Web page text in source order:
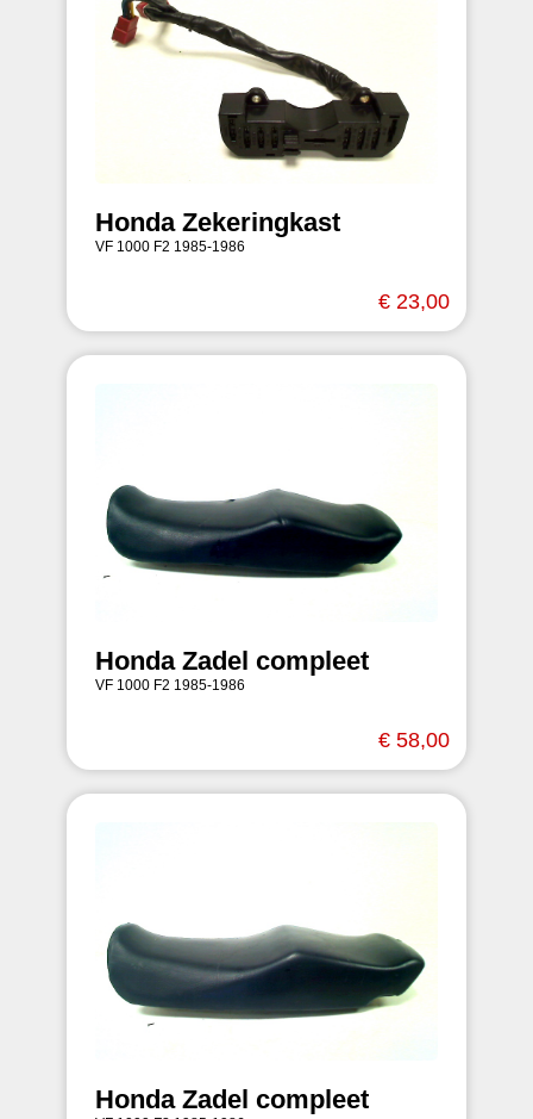
Honda Zekeringkast
VF 1000 F2 1985-1986
€ 23,00
Honda Zadel compleet
VF 1000 F2 1985-1986
€ 58,00
Honda Zadel compleet